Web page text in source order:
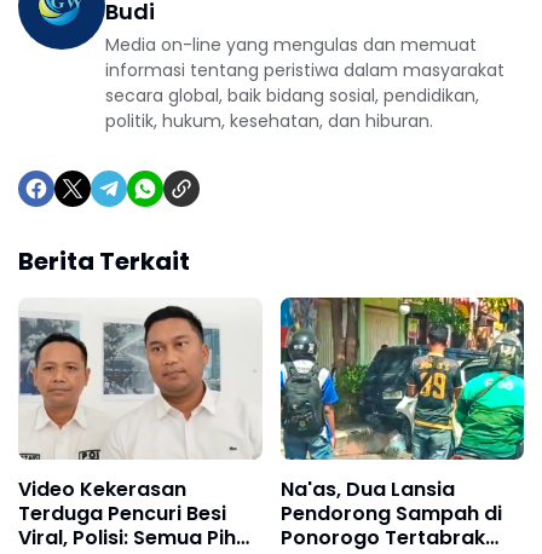
Budi
Media on-line yang mengulas dan memuat
informasi tentang peristiwa dalam masyarakat
secara global, baik bidang sosial, pendidikan,
politik, hukum, kesehatan, dan hiburan.
Berita Terkait
Video Kekerasan
Terduga Pencuri Besi
Viral, Polisi: Semua Pihak
Na'as, Dua Lansia
Pendorong Sampah di
Ponorogo Tertabrak